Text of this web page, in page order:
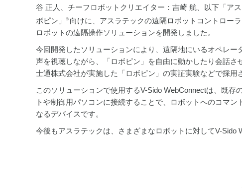
谷 正人、チーフロボットクリエイター：吉崎 航、以下「ア
ボピン」
※ 向けに、アスラテックの遠隔ロボットコントロー
ロボットの遠隔操作ソリューションを開発しました。
今回開発したソリューションにより、遠隔地にいるオペレ
声を視聴しながら、「ロボピン」を自由に動かしたり会話
士通株式会社が実施した「ロボピン」の実証実験などで採用
このソリューションで使用するV-Sido WebConnectは、既
トや制御用パソコンに接続することで、ロボットへのコマ
なるデバイスです。
今後もアスラテックは、さまざまなロボットに対してV-Sido